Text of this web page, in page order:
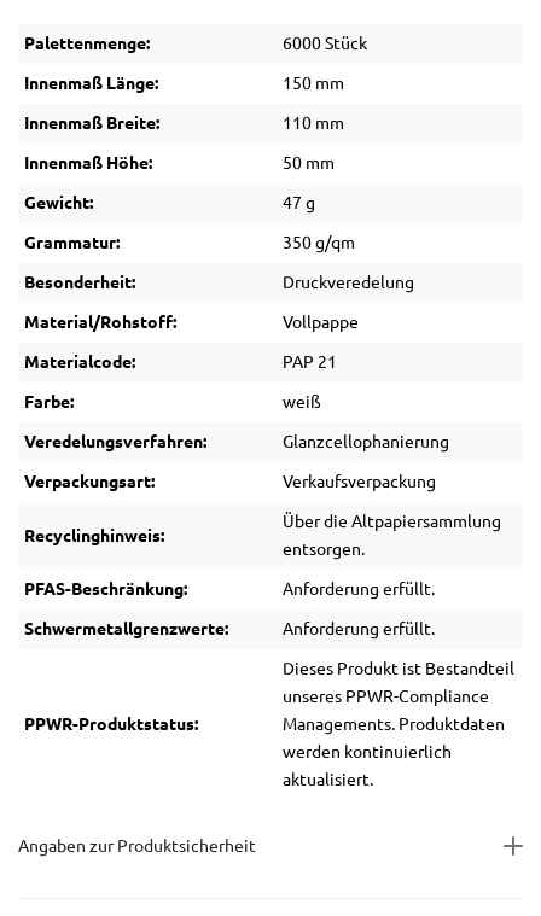
Palettenmenge: 6000 Stück
Innenmaß Länge: 150 mm
Innenmaß Breite: 110 mm
Innenmaß Höhe: 50 mm
Gewicht: 47 g
Grammatur: 350 g/qm
Besonderheit: Druckveredelung
Material/Rohstoff: Vollpappe
Materialcode: PAP 21
Farbe: weiß
Veredelungsverfahren: Glanzcellophanierung
Verpackungsart: Verkaufsverpackung
Recyclinghinweis:
Über die Altpapiersammlung
entsorgen.
PFAS-Beschränkung: Anforderung erfüllt.
Schwermetallgrenzwerte: Anforderung erfüllt.
PPWR-Produktstatus:
Dieses Produkt ist Bestandteil
unseres PPWR-Compliance
Managements. Produktdaten
werden kontinuierlich
aktualisiert.
Angaben zur Produktsicherheit